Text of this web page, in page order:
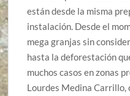
están desde la misma
instalación. Desde el
mega granjas sin
hasta la deforestación
muchos casos en zonas
Lourdes Medina Carrillo,